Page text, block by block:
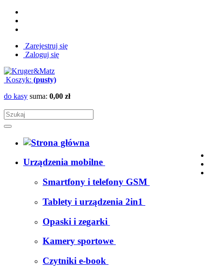
Zarejestruj się
Zaloguj się
Koszyk: (pusty)
do kasy suma: 0,00 zł
Urządzenia mobilne
Smartfony i telefony GSM
Tablety i urządzenia 2in1
Opaski i zegarki
Kamery sportowe
Czytniki e-book